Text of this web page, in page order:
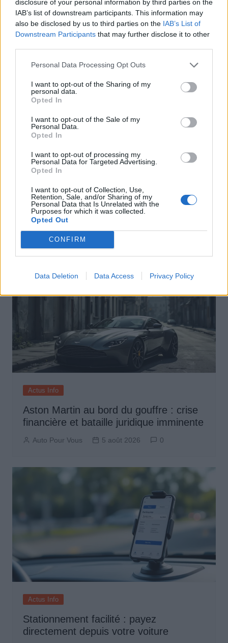
disclosure of your personal information by third parties on the
IAB’s list of downstream participants. This information may
also be disclosed by us to third parties on the IAB’s List of
Downstream Participants that may further disclose it to other
Personal Data Processing Opt Outs
I want to opt-out of the Sharing of my
personal data.
Opted In
I want to opt-out of the Sale of my
Personal Data.
Opted In
I want to opt-out of processing my
Personal Data for Targeted Advertising.
Opted In
I want to opt-out of Collection, Use,
Retention, Sale, and/or Sharing of my
Personal Data that Is Unrelated with the
Purposes for which it was collected.
Opted Out
CONFIRM
Data Deletion Data Access Privacy Policy
selon une étude européenne
Auto Pour Vous 5 août 2026 0
Pourquoi le bouton start/stop disparaît
des voitures électriques
Auto Pour Vous 5 août 2026 0
Actus Info
Aston Martin au bord du gouffre : crise
financière et bataille juridique imminente
Auto Pour Vous 5 août 2026 0
Actus Info
Stationnement facilité : payez
directement depuis votre voiture